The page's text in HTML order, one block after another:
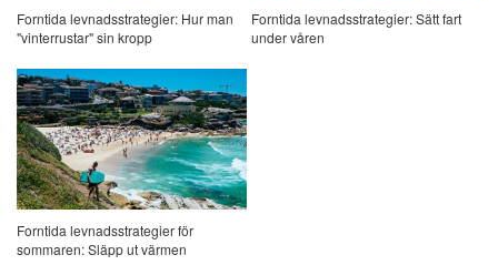
Forntida levnadsstrategier: Hur man
"vinterrustar" sin kropp
Forntida levnadsstrategier: Sätt fart
under våren
Forntida levnadsstrategier för
sommaren: Släpp ut värmen